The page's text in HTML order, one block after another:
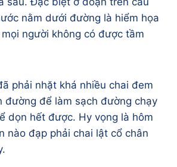
nằm dưới đường là hiểm họa
người không có được tầm
phải nhặt khá nhiều chai đem
đường để làm sạch đường chạy
dọn hết được. Hy vọng là hôm
nào đạp phải chai lật cổ chân